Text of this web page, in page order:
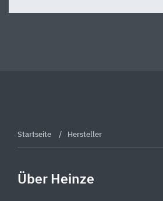
Startseite Hersteller
Über Heinze